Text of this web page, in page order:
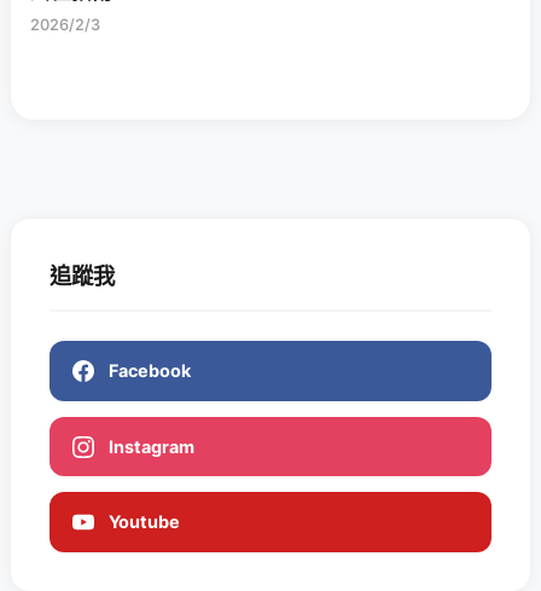
2026/2/3
追蹤我
Facebook
Instagram
Youtube